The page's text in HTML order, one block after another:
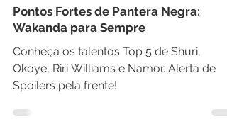
Calebe Luo, ACC (ICF)
17 de nov. de 2022
Pontos Fortes de Pantera Negra:
Wakanda para Sempre
Conheça os talentos Top 5 de Shuri,